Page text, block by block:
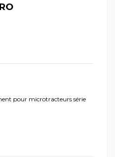
pour microtracteurs série